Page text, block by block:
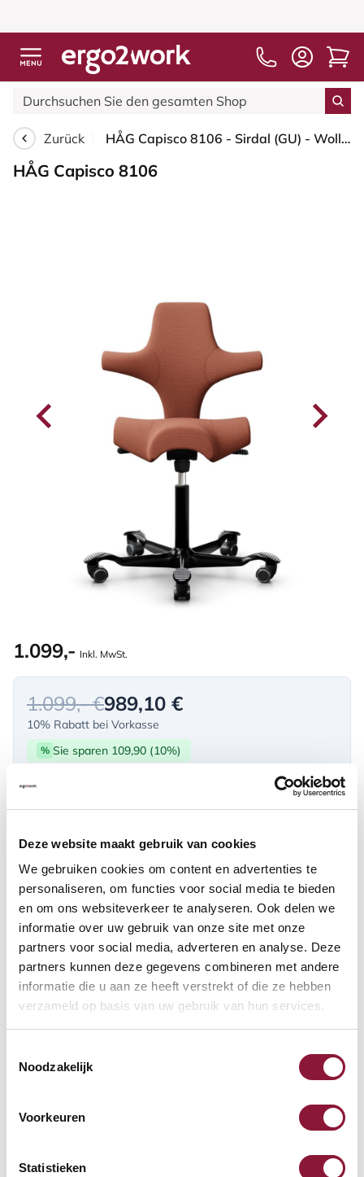
Deze website maakt gebruik van cookies
We gebruiken cookies om content en advertenties te
personaliseren, om functies voor social media te bieden
en om ons websiteverkeer te analyseren. Ook delen we
informatie over uw gebruik van onze site met onze
partners voor social media, adverteren en analyse. Deze
partners kunnen deze gegevens combineren met andere
informatie die u aan ze heeft verstrekt of die ze hebben
verzameld op basis van uw gebruik van hun services.
Noodzakelijk
Voorkeuren
Statistieken
Zurück HÅG Capisco 8106 - Sirdal (GU) - Wolle - SRD630 - Brick red - Schwarz - 150mm (Sitzhöhe 40-55cm) - Harte Rollen für weiche Böden
HÅG Capisco 8106
1.099,- Inkl. MwSt.
1.099,- €989,10 €
10% Rabatt bei Vorkasse
% Sie sparen 109,90 (10%)
Verfügbar
Lieferzeit: 3-6 Wochen
Anzahl:
In den Warenkorb
Auf der Suche nach Stückzahlen? Machen Sie Ihren Arbeitsplatz
komplett und fordern Sie direkt ein individuelles Angebot an.
Zur Vergleichsliste hinzufügen
Tiefstpreisgarantie